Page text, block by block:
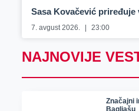
Sasa Kovačević priređuje
7. avgust 2026. 23:00
NAJNOVIJE
Značajni